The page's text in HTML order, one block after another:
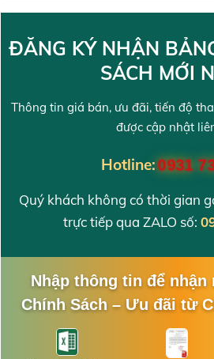
ĐĂNG KÝ NHẬN
SÁCH MỚI
Thông tin giá bán, ưu đãi, tiến độ
được cập nhật
Hotline:0931
Quý khách không có thời gian
trực tiếp qua ZALO số:
Nhập thông tin để nhận
Chính Sách – Ưu đãi từ